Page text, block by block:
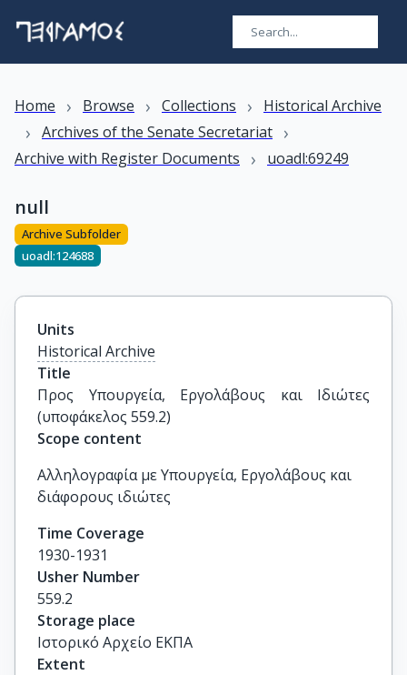
Home › Browse › Collections › Historical Archive
› Archives of the Senate Secretariat ›
Archive with Register Documents › uoadl:69249
null
Archive Subfolder
uoadl:124688
Units
Historical Archive
Title
Προς Υπουργεία, Εργολάβους και Ιδιώτες
(υποφάκελος 559.2)
Scope content
Αλληλογραφία με Υπουργεία, Εργολάβους και
διάφορους ιδιώτες
Time Coverage
1930-1931
Usher Number
559.2
Storage place
Ιστορικό Αρχείο ΕΚΠΑ
Extent